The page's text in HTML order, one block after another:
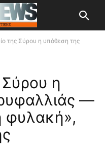
της Σύρου η υπόθεση της
Σύρου η
—
φυλακή»,